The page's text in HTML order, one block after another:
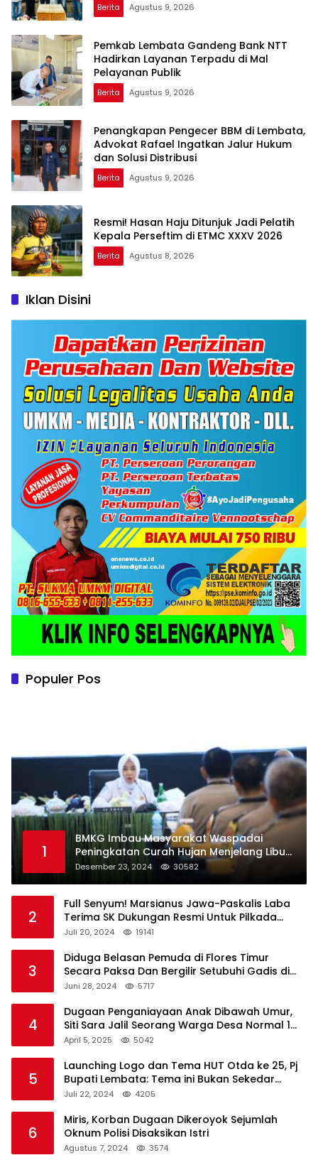
Berita Agustus 9, 2026
Pemkab Lembata Gandeng Bank NTT
Hadirkan Layanan Terpadu di Mal
Pelayanan Publik
Berita Agustus 9, 2026
Penangkapan Pengecer BBM di Lembata,
Advokat Rafael Ingatkan Jalur Hukum
dan Solusi Distribusi
Berita Agustus 9, 2026
Resmi! Hasan Haju Ditunjuk Jadi Pelatih
Kepala Perseftim di ETMC XXXV 2026
Berita Agustus 8, 2026
Iklan Disini
Populer Pos
1
BMKG Imbau Masyarakat Waspadai
Peningkatan Curah Hujan Menjelang Libur
Natal dan Tahun Baru
Desember 23, 2024 30582
2
Full Senyum! Marsianus Jawa-Paskalis Laba
Terima SK Dukungan Resmi Untuk Pilkada
Lembata
Juli 20, 2024 19141
3
Diduga Belasan Pemuda di Flores Timur
Secara Paksa Dan Bergilir Setubuhi Gadis di
Bawah Umur
Juni 28, 2024 5717
4
Dugaan Penganiayaan Anak Dibawah Umur,
Siti Sara Jalil Seorang Warga Desa Normal 1
Melapor ke Polisi
April 5, 2025 5042
5
Launching Logo dan Tema HUT Otda ke 25, Pj
Bupati Lembata: Tema ini Bukan Sekedar
Refleksi Semalam
Juli 22, 2024 4205
6
Miris, Korban Dugaan Dikeroyok Sejumlah
Oknum Polisi Disaksikan Istri
Agustus 7, 2024 3574